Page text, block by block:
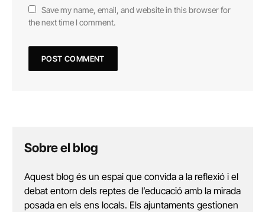
Save my name, email, and website in this browser for
the next time I comment.
Sobre el blog
Aquest blog és un espai que convida a la reflexió i el
debat entorn dels reptes de l’educació amb la mirada
posada en els ens locals. Els ajuntaments gestionen